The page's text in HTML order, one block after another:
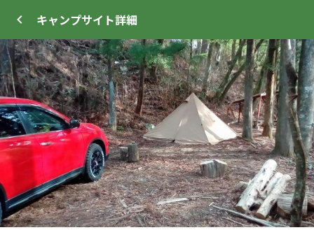
キャンプサイト詳細
+3